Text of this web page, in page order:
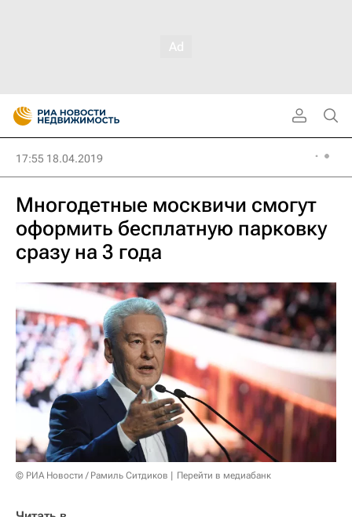
17:55 18.04.2019
Многодетные москвичи смогут
оформить бесплатную парковку
сразу на 3 года
© РИА Новости / Рамиль Ситдиков Перейти в медиабанк